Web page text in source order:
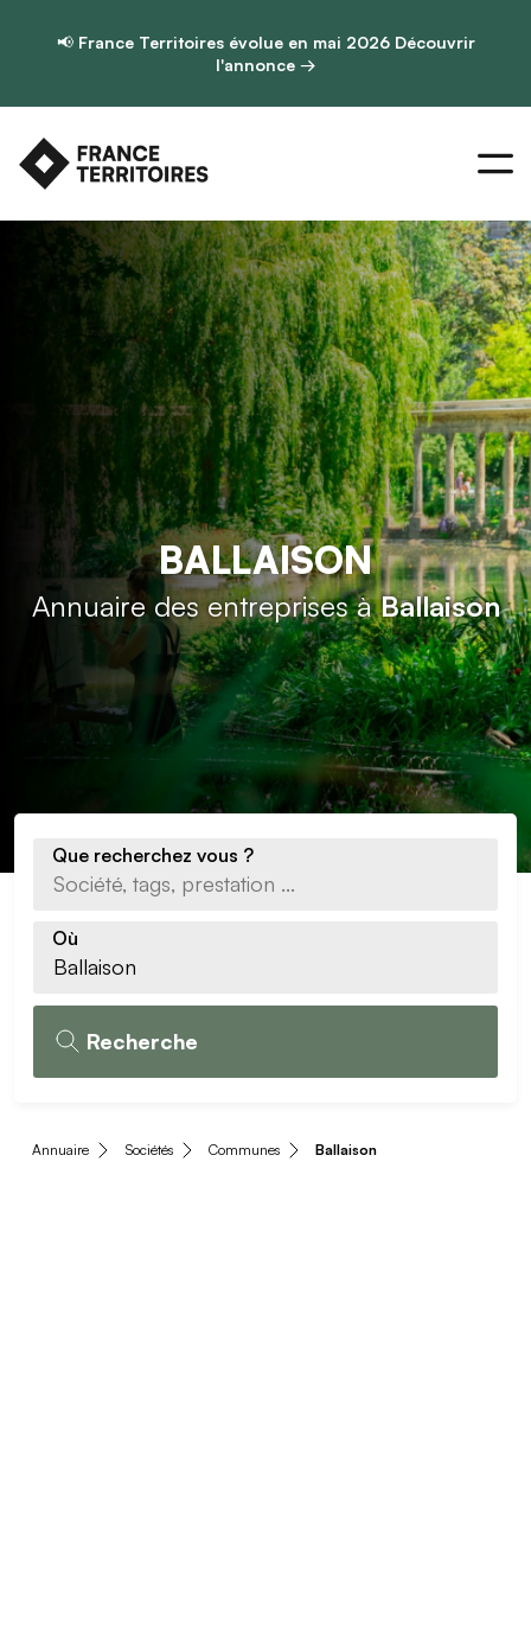
📢 France Territoires évolue en mai 2026 Découvrir
l'annonce →
BALLAISON
Annuaire des entreprises àBallaison
Que recherchez vous ?
Où
Recherche
Annuaire Sociétés Communes Ballaison